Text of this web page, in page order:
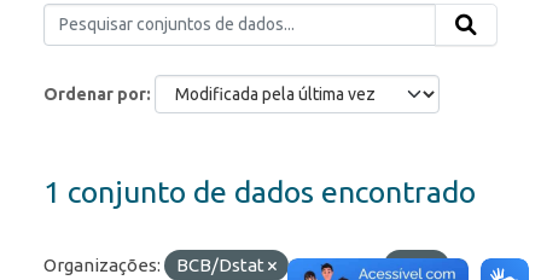
Ordenar por
1 conjunto de dados encontrado
Organizações: BCB/Dstat Etiquetas:
IED